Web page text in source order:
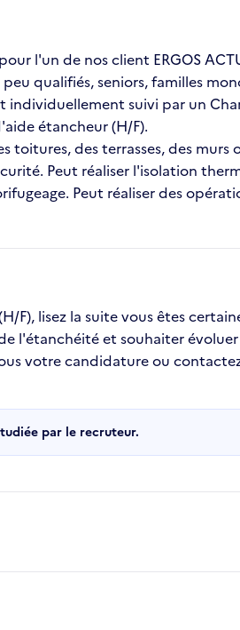
l'un de nos client ERGOS
qualifiés, seniors, familles
suivi par un
étancheur (H/F).
des terrasses, des murs
Peut réaliser l'isolation
Peut réaliser des
F), lisez la suite vous êtes
l'étanchéité et souhaiter
votre candidature ou
par le recruteur.